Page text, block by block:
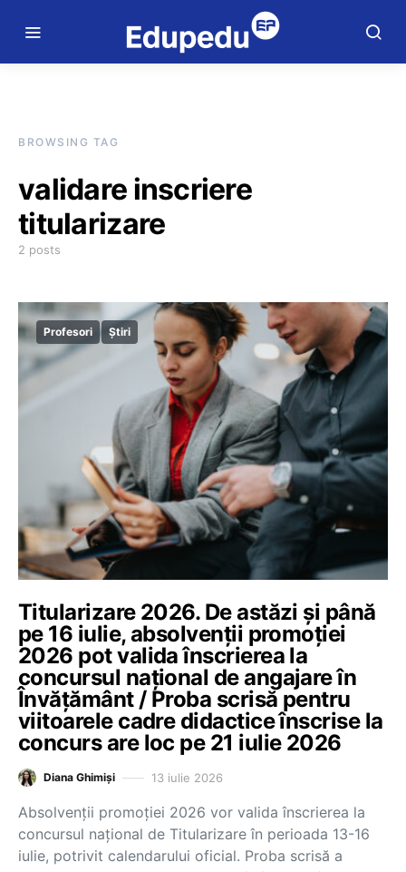
BROWSING TAG
validare inscriere
titularizare
2 posts
Profesori Știri
Titularizare 2026. De astăzi și până
pe 16 iulie, absolvenții promoției
2026 pot valida înscrierea la
concursul național de angajare în
Învățământ / Proba scrisă pentru
viitoarele cadre didactice înscrise la
concurs are loc pe 21 iulie 2026
Diana Ghimiși 13 iulie 2026
Absolvenții promoției 2026 vor valida înscrierea la
concursul național de Titularizare în perioada 13-16
iulie, potrivit calendarului oficial. Proba scrisă a